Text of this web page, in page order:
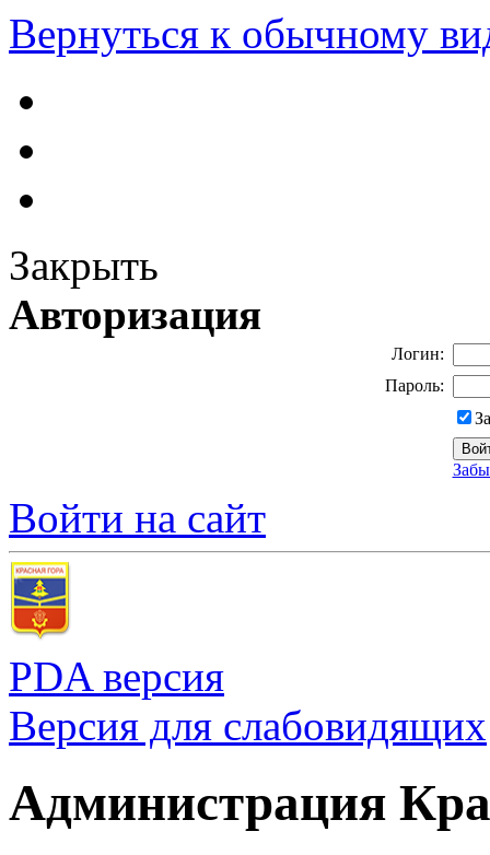
Вернуться к обычному
Закрыть
Авторизация
Логин:
Пароль:
Войти на сайт
PDA версия
Версия для слабовидящих
Администрация